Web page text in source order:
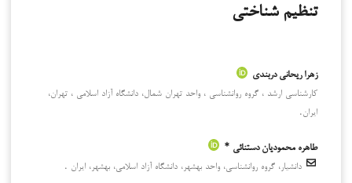
تنظیم شناختی
زهرا ریحانی دربندی
كارشناسی ‌ارشد ، گروه روانشناسی ، واحد تهران شمال، دانشگاه آزاد اسلامی ، تهران،
ايران.
طاهره محمودیان دستنائی *
دانشیار، گروه روانشناسی، واحد بهشهر، دانشگاه آزاد اسلامی، بهشهر، ايران .